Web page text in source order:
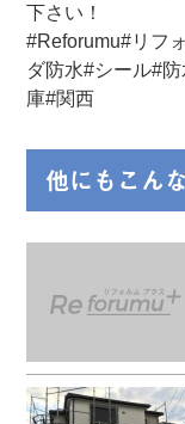
下さい！
#Reforumu#リフ
ダ防水#シール#
庫#関西
他にもこん